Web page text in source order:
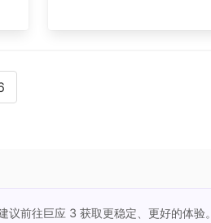
议前往巨应 3 获取更稳定、更好的体验。